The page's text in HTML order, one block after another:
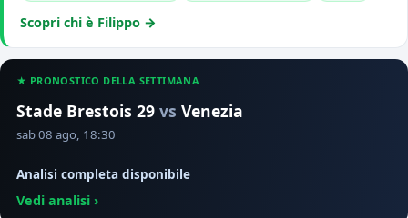
Scopri chi è Filippo →
★ PRONOSTICO DELLA SETTIMANA
Stade Brestois 29 vs Venezia
sab 08 ago, 18:30
Analisi completa disponibile
Vedi analisi ›